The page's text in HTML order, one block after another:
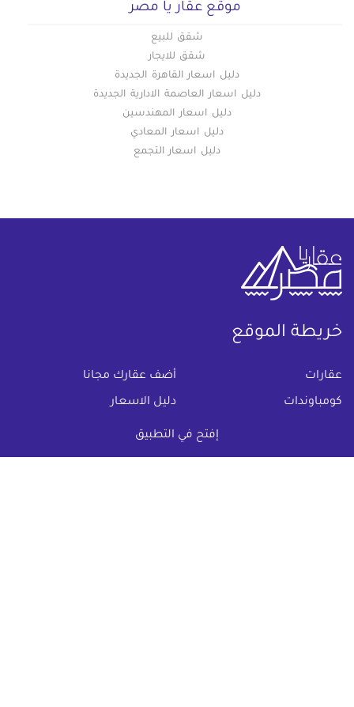
إفتح في التطبيق
موقع عقار يا مصر
شقق للبيع
شقق للايجار
دليل اسعار القاهرة الجديدة
دليل اسعار العاصمة الادارية الجديدة
دليل اسعار المهندسين
دليل اسعار المعادي
دليل اسعار التجمع
خريطة الموقع
عقارات أضف عقارك مجانا
كومباوندات دليل الاسعار
عن عقار يا مصر
س & ج تواصل معنا